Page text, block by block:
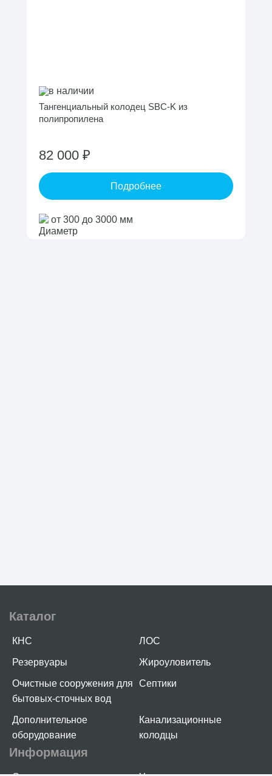
в наличии
Тангенциальный колодец SBC-K из
полипропилена
82 000 ₽
Подробнее
от 300 до 3000 мм
Каталог
КНС ЛОС
Резервуары Жироуловитель
Очистные сооружения для
бытовых-сточных вод
Септики
Дополнительное
оборудование
Канализационные
колодцы
Информация